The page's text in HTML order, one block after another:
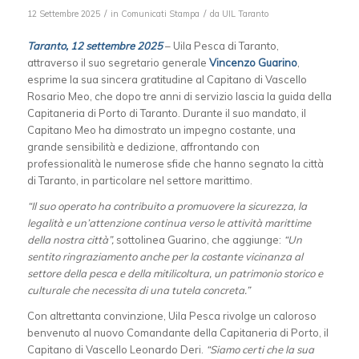
12 Settembre 2025 / in Comunicati Stampa / da UIL Taranto
Taranto, 12 settembre 2025– Uila Pesca di Taranto,
attraverso il suo segretario generale Vincenzo Guarino,
esprime la sua sincera gratitudine al Capitano di Vascello
Rosario Meo, che dopo tre anni di servizio lascia la guida della
Capitaneria di Porto di Taranto. Durante il suo mandato, il
Capitano Meo ha dimostrato un impegno costante, una
grande sensibilità e dedizione, affrontando con
professionalità le numerose sfide che hanno segnato la città
di Taranto, in particolare nel settore marittimo.
“Il suo operato ha contribuito a promuovere la sicurezza, la
legalità e un’attenzione continua verso le attività marittime
della nostra città”,sottolinea Guarino, che aggiunge: “Un
sentito ringraziamento anche per la costante vicinanza al
settore della pesca e della mitilicoltura, un patrimonio storico e
culturale che necessita di una tutela concreta.”
Con altrettanta convinzione, Uila Pesca rivolge un caloroso
benvenuto al nuovo Comandante della Capitaneria di Porto, il
Capitano di Vascello Leonardo Deri. “Siamo certi che la sua